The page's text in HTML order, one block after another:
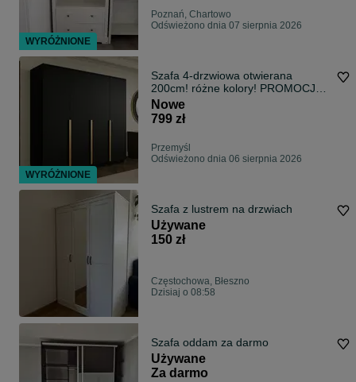
Poznań, Chartowo
Odświeżono dnia 07 sierpnia 2026
Szafa 4-drzwiowa otwierana
200cm! różne kolory! PROMOCJA
!!Nowe
799 zł
Przemyśl
Odświeżono dnia 06 sierpnia 2026
Szafa z lustrem na drzwiach
Używane
150 zł
Częstochowa, Błeszno
Dzisiaj o 08:58
Szafa oddam za darmo
Używane
Za darmo
WYRÓŻNIONE
WYRÓŻNIONE